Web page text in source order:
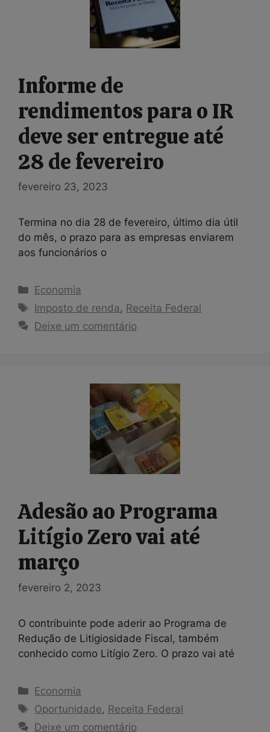
Informe de
rendimentos para o IR
deve ser entregue até
28 de fevereiro
fevereiro 23, 2023
Termina no dia 28 de fevereiro, último dia útil
do mês, o prazo para as empresas enviarem
aos funcionários o
Categorias
Economia
Tags
Imposto de renda , Receita Federal
Deixe um comentário
Adesão ao Programa
Litígio Zero vai até
março
fevereiro 2, 2023
O contribuinte pode aderir ao Programa de
Redução de Litigiosidade Fiscal, também
conhecido como Litígio Zero. O prazo vai até
Categorias
Economia
Tags
Oportunidade, Receita Federal
Deixe um comentário